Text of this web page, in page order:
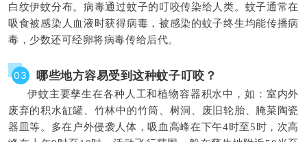
白纹伊蚊分布。病毒通过蚊子的叮咬传染给人类。蚊子通常在
吸食被感染人血液时获得病毒，被感染的蚊子终生均能传播病
毒，少数还可经卵将病毒传给后代。
03 哪些地方容易受到这种蚊子叮咬？
伊蚊主要孳生在各种人工和植物容器积水中，如：室内外
废弃的积水缸罐、竹林中的竹筒、树洞、废旧轮胎、腌菜陶瓷
器皿等。多在户外侵袭人体，吸血高峰在下午4时至5时，次高